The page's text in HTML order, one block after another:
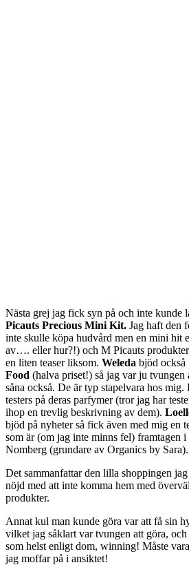
Nästa grej jag fick syn på och inte kunde
Picauts Precious Mini Kit. Jag haft den
inte skulle köpa hudvård men en mini hit
av…. eller hur?!) och M Picauts produkter
en liten teaser liksom. Weleda bjöd också
Food (halva priset!) så jag var ju tvungen
såna också. De är typ stapelvara hos
testers på deras parfymer (tror jag har
ihop en trevlig beskrivning av dem).
bjöd på nyheter så fick även med mig en
som är (om jag inte minns fel) framtagen i
Nomberg (grundare av Organics by Sara).
Det sammanfattar den lilla shoppingen
nöjd med att inte komma hem med
produkter.
Annat kul man kunde göra var att få sin
vilket jag såklart var tvungen att göra,
som helst enligt dom, winning! Måste
jag moffar på i ansiktet!